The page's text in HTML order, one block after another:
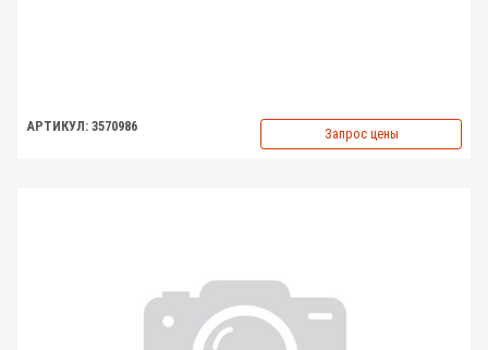
АРТИКУЛ: 3570986 Запрос цены